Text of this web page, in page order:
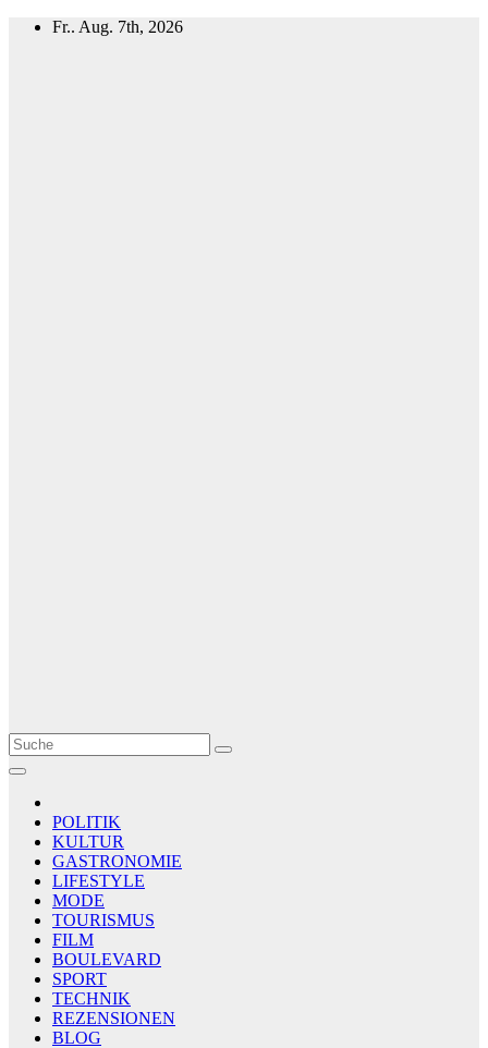
Zum
Fr.. Aug. 7th, 2026
Le Matin
AGENCE DE PRESSE
POLITIK
KULTUR
GASTRONOMIE
LIFESTYLE
MODE
TOURISMUS
FILM
BOULEVARD
SPORT
TECHNIK
REZENSIONEN
BLOG